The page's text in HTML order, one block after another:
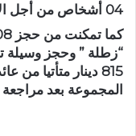
04 أشخاص من أجل الاتجار في المواد المخدرة.
“زطلة ” وحجز وسيلة
815 دينار متأتيا
المجموعة بعد